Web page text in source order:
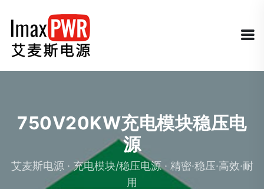
750V20KW充电模块稳压电
源
艾麦斯电源 · 充电模块/稳压电源 · 精密·稳压·高效·耐
用